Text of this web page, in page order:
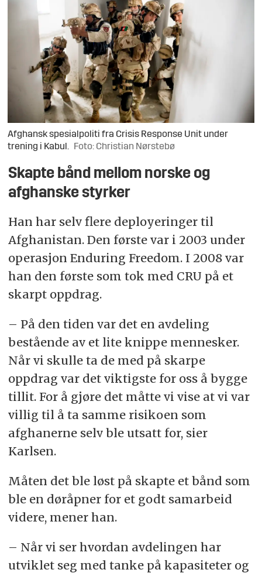
Afghansk spesialpoliti fra Crisis Response Unit under
trening i Kabul.
Foto: Christian Nørstebø
Skapte bånd mellom norske og
afghanske styrker
Han har selv flere deployeringer til
Afghanistan. Den første var i 2003 under
operasjon Enduring Freedom. I 2008 var
han den første som tok med CRU på et
skarpt oppdrag.
– På den tiden var det en avdeling
bestående av et lite knippe mennesker.
Når vi skulle ta de med på skarpe
oppdrag var det viktigste for oss å bygge
tillit. For å gjøre det måtte vi vise at vi var
villig til å ta samme risikoen som
afghanerne selv ble utsatt for, sier
Karlsen.
Måten det ble løst på skapte et bånd som
ble en døråpner for et godt samarbeid
videre, mener han.
– Når vi ser hvordan avdelingen har
utviklet seg med tanke på kapasiteter og